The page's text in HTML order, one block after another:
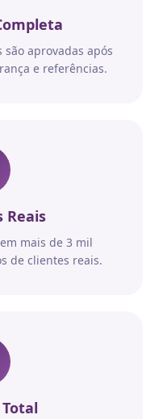
aprovadas após
e referências.
Reais
mais de 3 mil
de clientes reais.